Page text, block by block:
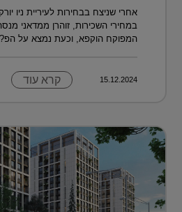
אחרי שניצח בבחירות לעיריית ניו
במחירי השכירות, זוהרן ממדאני
המפוקח הוקפא, וכעת נמצא על
15.12.2024 קרא עוד